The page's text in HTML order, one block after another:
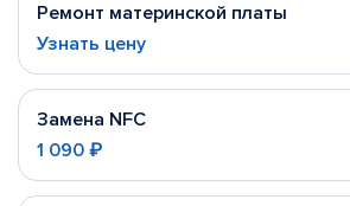
Ремонт материнской платы
Узнать цену
Замена NFC
1 090 ₽